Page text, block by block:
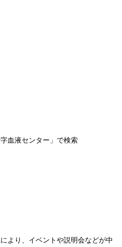
血液センター」で検索
より、イベントや説明会などが中